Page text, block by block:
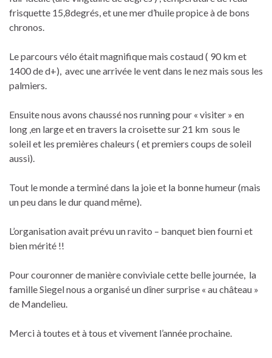
frisquette 15,8degrés, et une mer d’huile propice à de bons
chronos.
Le parcours vélo était magnifique mais costaud ( 90 km et
1400 de d+), avec une arrivée le vent dans le nez mais sous les
palmiers.
Ensuite nous avons chaussé nos running pour « visiter » en
long ,en large et en travers la croisette sur 21 km sous le
soleil et les premières chaleurs ( et premiers coups de soleil
aussi).
Tout le monde a terminé dans la joie et la bonne humeur (mais
un peu dans le dur quand même).
L’organisation avait prévu un ravito – banquet bien fourni et
bien mérité !!
Pour couronner de manière conviviale cette belle journée, la
famille Siegel nous a organisé un dîner surprise « au château »
de Mandelieu.
Merci à toutes et à tous et vivement l’année prochaine.